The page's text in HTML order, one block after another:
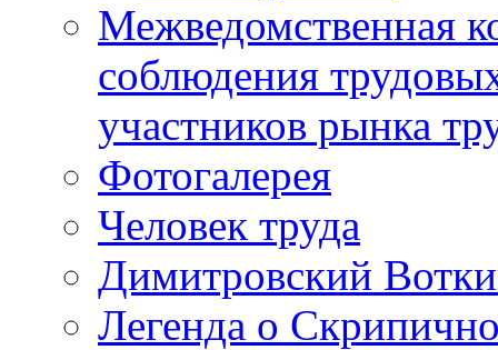
Межведомственная
соблюдения
участников рынка
Фотогалерея
Человек труда
Димитровский
Легенда о